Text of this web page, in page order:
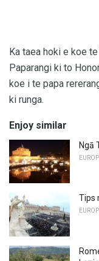
Ka taea hoki e koe
Paparangi ki to
koe i te papa
ki runga.
Enjoy similar
Ngā
Tips